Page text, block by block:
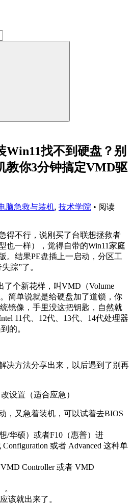
Win11找不到硬盘？别
教你3分钟搞定VMD驱
脑急救与装机, 技术学院 • 阅读
得不行，说刚买了台联想拯救者
也一样），觉得自带的Win11家庭
。结果PE盘插上一启动，分区工
踪”了。
了个新花样，叫VMD（Volume
。简单说就是给硬盘加了道锁，你
镜像，手里没这把钥匙，自然就
11代、12代、13代、14代处理器
的。
决方法分享出来，以后遇到了别再
设置（适合应急）
，又急着装机，可以试着去BIOS
/华硕）或者F10（惠普）进
或者 Advanced 这种单
Controller 或者 VMD
该就出来了。